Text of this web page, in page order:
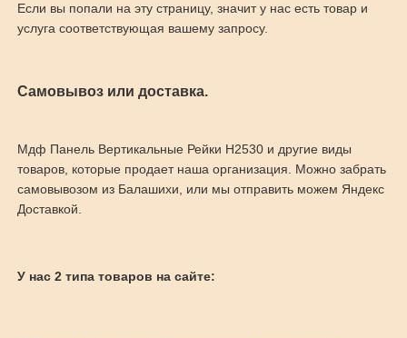
Если вы попали на эту страницу, значит у нас есть товар и
услуга соответствующая вашему запросу.
Самовывоз или доставка.
Мдф Панель Вертикальные Рейки H2530 и другие виды
товаров, которые продает наша организация. Можно забрать
самовывозом из Балашихи, или мы отправить можем Яндекс
Доставкой.
У нас 2 типа товаров на сайте: